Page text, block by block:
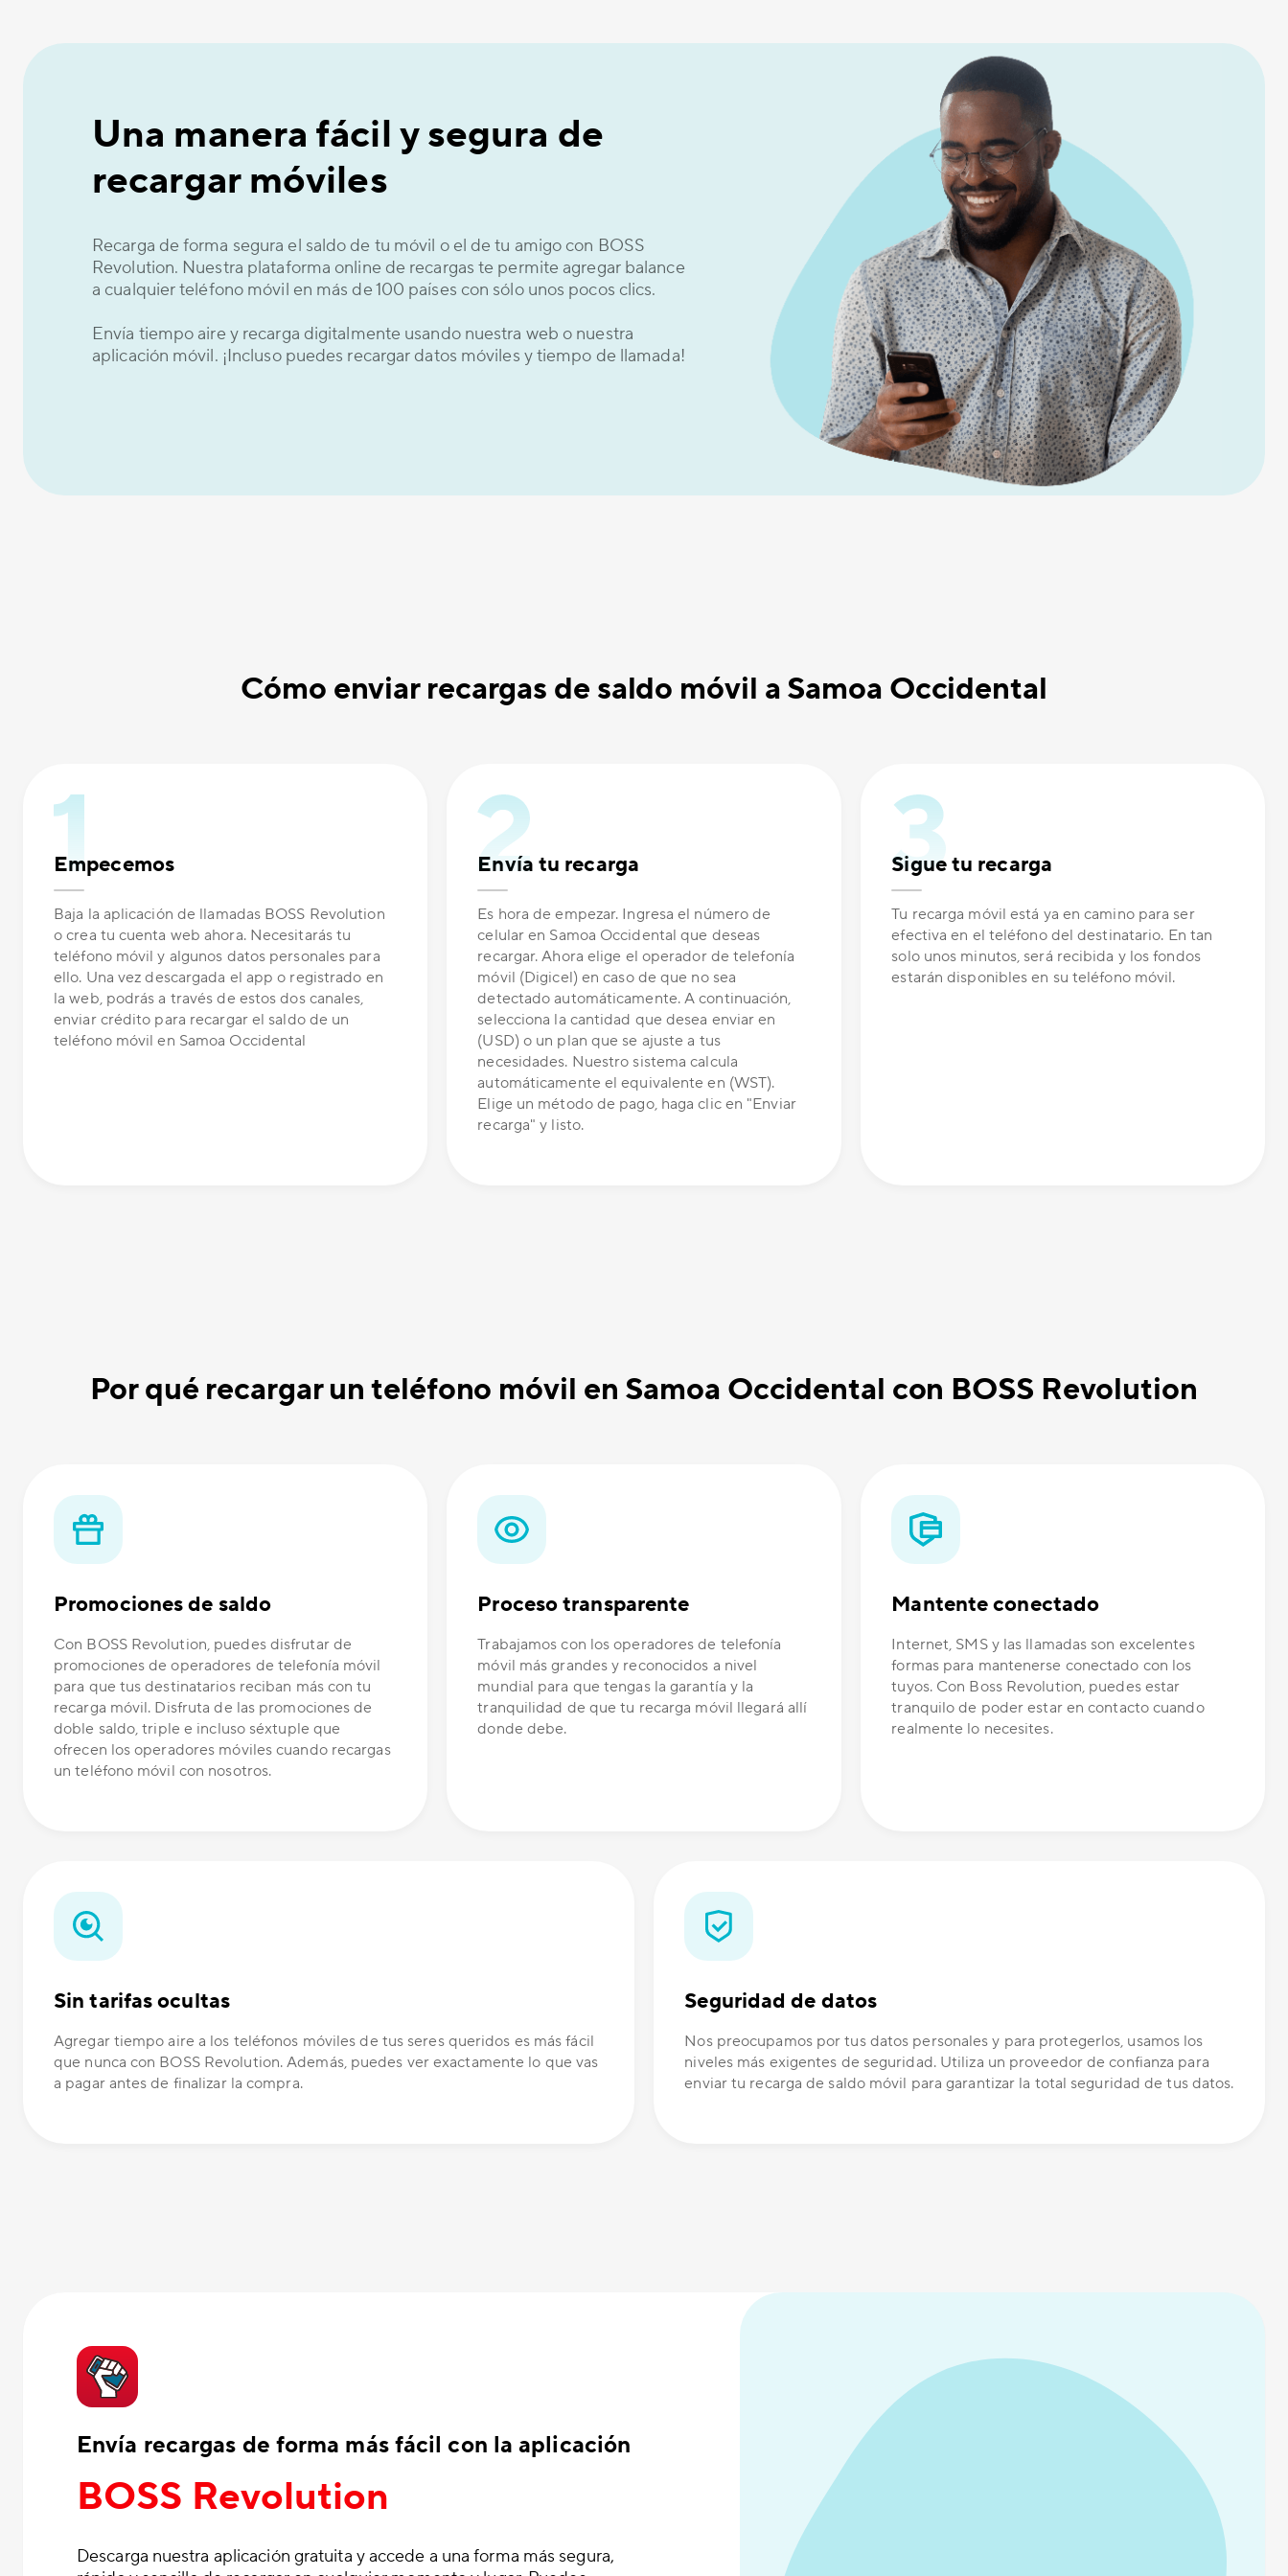
Una manera fácil y segura de
recargar móviles
Recarga de forma segura el saldo de tu móvil o el de tu amigo con BOSS
Revolution. Nuestra plataforma online de recargas te permite agregar balance
a cualquier teléfono móvil en más de 100 países con sólo unos pocos clics.
Envía tiempo aire y recarga digitalmente usando nuestra web o nuestra
aplicación móvil. ¡Incluso puedes recargar datos móviles y tiempo de llamada!
Cómo enviar recargas de saldo móvil a Samoa Occidental
Empecemos
Baja la aplicación de llamadas BOSS Revolution
o crea tu cuenta web ahora. Necesitarás tu
teléfono móvil y algunos datos personales para
ello. Una vez descargada el app o registrado en
la web, podrás a través de estos dos canales,
enviar crédito para recargar el saldo de un
teléfono móvil en Samoa Occidental
Envía tu recarga
Es hora de empezar. Ingresa el número de
celular en Samoa Occidental que deseas
recargar. Ahora elige el operador de telefonía
móvil (Digicel) en caso de que no sea
detectado automáticamente. A continuación,
selecciona la cantidad que desea enviar en
(USD) o un plan que se ajuste a tus
necesidades. Nuestro sistema calcula
automáticamente el equivalente en (WST).
Elige un método de pago, haga clic en "Enviar
recarga" y listo.
Sigue tu recarga
Tu recarga móvil está ya en camino para ser
efectiva en el teléfono del destinatario. En tan
solo unos minutos, será recibida y los fondos
estarán disponibles en su teléfono móvil.
Por qué recargar un teléfono móvil en Samoa Occidental con BOSS Revolution
Promociones de saldo
Con BOSS Revolution, puedes disfrutar de
promociones de operadores de telefonía móvil
para que tus destinatarios reciban más con tu
recarga móvil. Disfruta de las promociones de
doble saldo, triple e incluso séxtuple que
ofrecen los operadores móviles cuando recargas
un teléfono móvil con nosotros.
Proceso transparente
Trabajamos con los operadores de telefonía
móvil más grandes y reconocidos a nivel
mundial para que tengas la garantía y la
tranquilidad de que tu recarga móvil llegará allí
donde debe.
Mantente conectado
Internet, SMS y las llamadas son excelentes
formas para mantenerse conectado con los
tuyos. Con Boss Revolution, puedes estar
tranquilo de poder estar en contacto cuando
realmente lo necesites.
Sin tarifas ocultas
Agregar tiempo aire a los teléfonos móviles de tus seres queridos es más fácil
que nunca con BOSS Revolution. Además, puedes ver exactamente lo que vas
a pagar antes de finalizar la compra.
Seguridad de datos
Nos preocupamos por tus datos personales y para protegerlos, usamos los
niveles más exigentes de seguridad. Utiliza un proveedor de confianza para
enviar tu recarga de saldo móvil para garantizar la total seguridad de tus datos.
Envía recargas de forma más fácil con la aplicación
BOSS Revolution
Descarga nuestra aplicación gratuita y accede a una forma más segura,